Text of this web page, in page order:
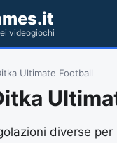
videogiochi
Ultimate Football
diverse